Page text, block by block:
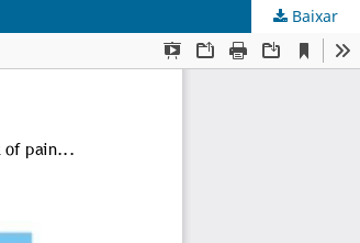
Baixar